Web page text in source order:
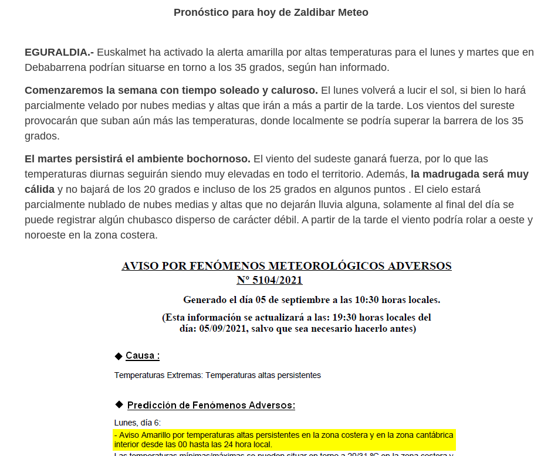
Pronóstico para hoy de Zaldibar Meteo
EGURALDIA.- Euskalmet ha activado la alerta amarilla por altas temperaturas para el lunes y martes que en
Debabarrena podrían situarse en torno a los 35 grados, según han informado.
Comenzaremos la semana con tiempo soleado y caluroso. El lunes volverá a lucir el sol, si bien lo hará
parcialmente velado por nubes medias y altas que irán a más a partir de la tarde. Los vientos del sureste
provocarán que suban aún más las temperaturas, donde localmente se podría superar la barrera de los 35
grados.
El martes persistirá el ambiente bochornoso. El viento del sudeste ganará fuerza, por lo que las
temperaturas diurnas seguirán siendo muy elevadas en todo el territorio. Además, la madrugada será muy
cálida y no bajará de los 20 grados e incluso de los 25 grados en algunos puntos . El cielo estará
parcialmente nublado de nubes medias y altas que no dejarán lluvia alguna, solamente al final del día se
puede registrar algún chubasco disperso de carácter débil. A partir de la tarde el viento podría rolar a oeste y
noroeste en la zona costera.